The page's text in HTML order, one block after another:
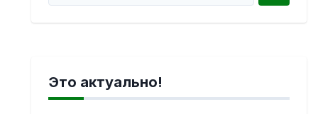
Это актуально!